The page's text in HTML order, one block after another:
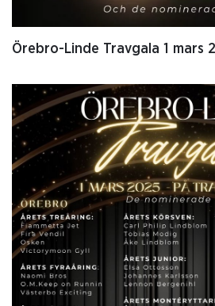
Örebro-Linde Travgala 1 mars